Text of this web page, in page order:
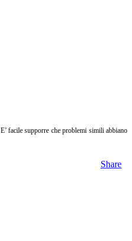
E’ facile supporre che problemi simili abbiano
Share